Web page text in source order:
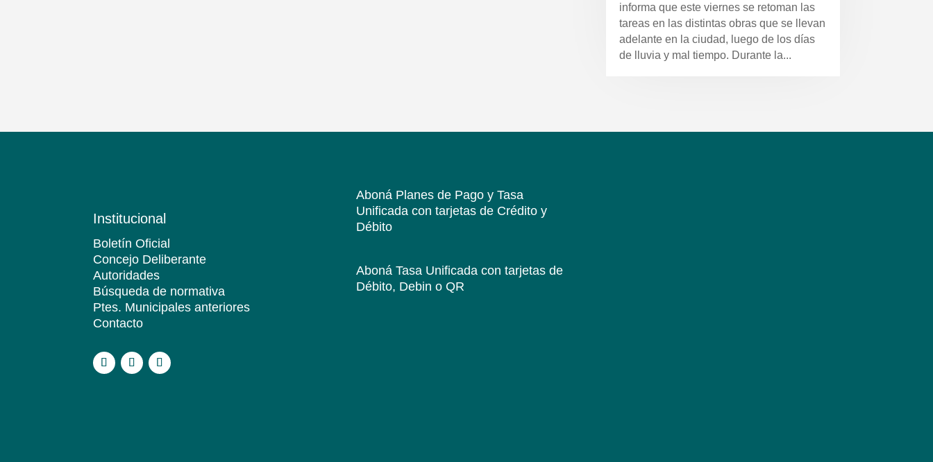
informa que este viernes se retoman las
tareas en las distintas obras que se llevan
adelante en la ciudad, luego de los días
de lluvia y mal tiempo. Durante la...
Institucional
Boletín Oficial
Concejo Deliberante
Autoridades
Búsqueda de normativa
Ptes. Municipales anteriores
Contacto
Aboná Planes de Pago y Tasa
Unificadacon tarjetas de Crédito y
Débito
Aboná Tasa Unificadacon tarjetas de
Débito, Debin o QR